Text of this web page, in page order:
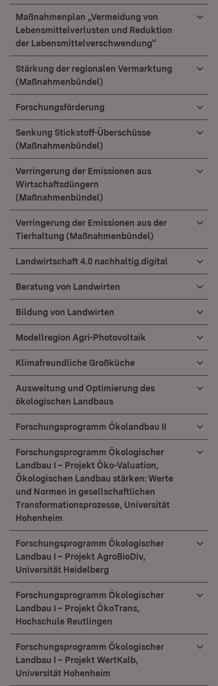
Maßnahmenplan „Vermeidung von
Lebensmittelverlusten und Reduktion
der Lebensmittelverschwendung“
Stärkung der regionalen Vermarktung
(Maßnahmenbündel)
Forschungsförderung
Senkung Stickstoff-Überschüsse
(Maßnahmenbündel)
Verringerung der Emissionen aus
Wirtschaftsdüngern
(Maßnahmenbündel)
Verringerung der Emissionen aus der
Tierhaltung (Maßnahmenbündel)
Landwirtschaft 4.0 nachhaltig.digital
Beratung von Landwirten
Bildung von Landwirten
Modellregion Agri-Photovoltaik
Klimafreundliche Großküche
Ausweitung und Optimierung des
ökologischen Landbaus
Forschungsprogramm Ökolandbau II
Forschungsprogramm Ökologischer
Landbau I – Projekt Öko-Valuation,
Ökologischen Landbau stärken: Werte
und Normen in gesellschaftlichen
Transformationsprozesse, Universität
Hohenheim
Forschungsprogramm Ökologischer
Landbau I – Projekt AgroBioDiv,
Universität Heidelberg
Forschungsprogramm Ökologischer
Landbau I – Projekt ÖkoTrans,
Hochschule Reutlingen
Forschungsprogramm Ökologischer
Landbau I – Projekt WertKalb,
Universität Hohenheim